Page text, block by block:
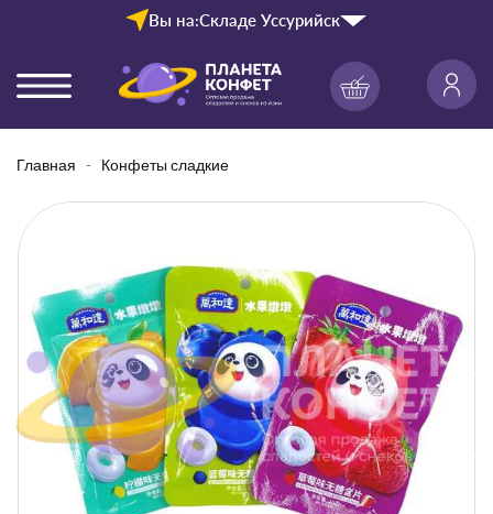
Вы на:Складе Уссурийск
Главная Конфеты сладкие